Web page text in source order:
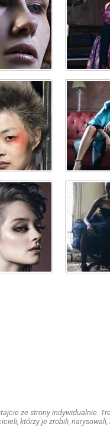
ze strony indywidualnie.
którzy je zrobili,